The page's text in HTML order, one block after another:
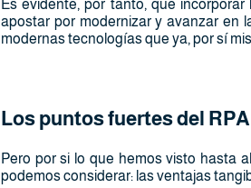
Es evidente, por tanto, que
apostar por modernizar y avanzar en
modernas tecnologías que ya, por sí
Los puntos fuertes del RPA
Pero por si lo que hemos visto hasta
podemos considerar: las ventajas